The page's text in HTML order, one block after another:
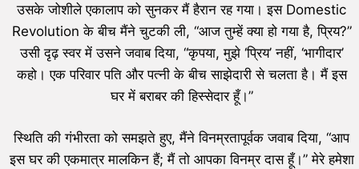
उसके जोशीले एकालाप को सुनकर मैं हैरान रह गया। इस Domestic
Revolution के बीच मैंने चुटकी ली, “आज तुम्हें क्या हो गया है, प्रिय?”
उसी दृढ़ स्वर में उसने जवाब दिया, “कृपया, मुझे ‘प्रिय’ नहीं, ‘भागीदार’
कहो। एक परिवार पति और पत्नी के बीच साझेदारी से चलता है। मैं इस
घर में बराबर की हिस्सेदार हूँ।”
स्थिति की गंभीरता को समझते हुए, मैंने विनम्रतापूर्वक जवाब दिया, “आप
इस घर की एकमात्र मालकिन हैं; मैं तो आपका विनम्र दास हूँ।” मेरे हमेशा